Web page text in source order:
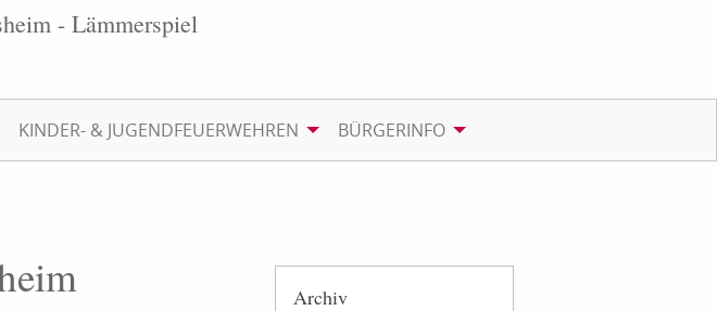
- Lämmerspiel
KINDER- & JUGENDFEUERWEHREN BÜRGERINFO
Archiv